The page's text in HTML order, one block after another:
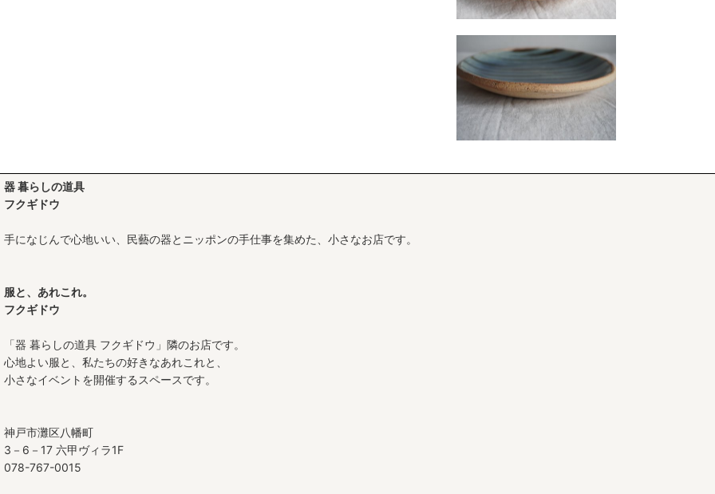
器 暮らしの道具
フクギドウ
手になじんで心地いい、民藝の器とニッポンの手仕事を集めた、小さなお店です。
服と、あれこれ。
フクギドウ
「器 暮らしの道具 フクギドウ」隣のお店です。
心地よい服と、私たちの好きなあれこれと、
小さなイベントを開催するスペースです。
神戸市灘区八幡町
3－6－17 六甲ヴィラ1F
078-767-0015